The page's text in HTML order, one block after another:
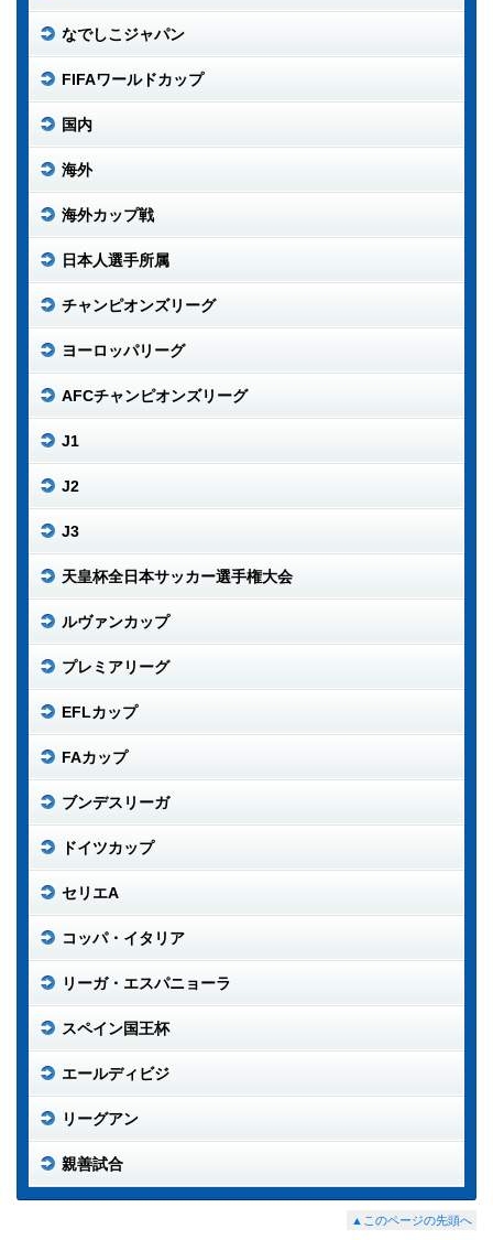
なでしこジャパン
FIFAワールドカップ
国内
海外
海外カップ戦
日本人選手所属
チャンピオンズリーグ
ヨーロッパリーグ
AFCチャンピオンズリーグ
J1
J2
J3
天皇杯全日本サッカー選手権大会
ルヴァンカップ
プレミアリーグ
EFLカップ
FAカップ
ブンデスリーガ
ドイツカップ
セリエA
コッパ・イタリア
リーガ・エスパニョーラ
スペイン国王杯
エールディビジ
リーグアン
親善試合
▲このページの先頭へ